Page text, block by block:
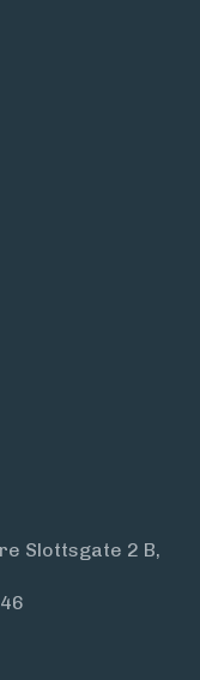
Slottsgate 2 B,